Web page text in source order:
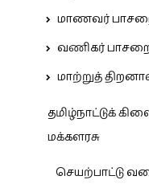
மாணவர்
வணிகர்
மாற்றுத்
தமிழ்நாட்டுக்
மக்களரசு
செயற்பாட்டு